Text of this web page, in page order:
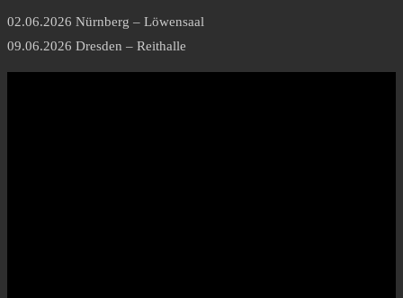
02.06.2026 Nürnberg – Löwensaal
09.06.2026 Dresden – Reithalle